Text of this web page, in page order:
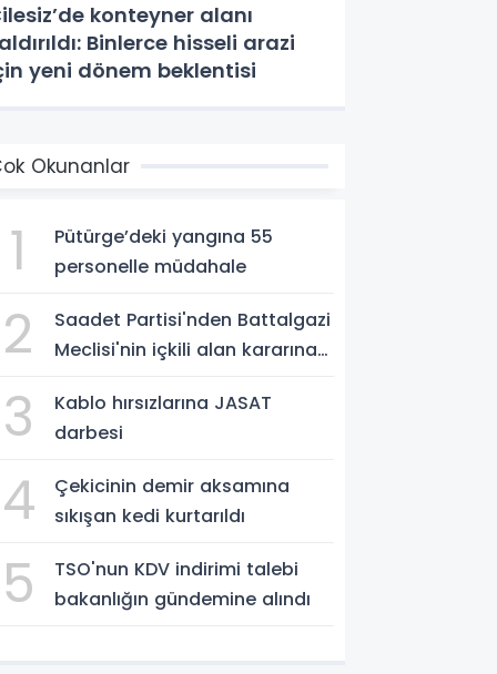
konteyner alanı
Binlerce hisseli arazi
yeni dönem beklentisi
Okunanlar
1
Pütürge’deki yangına 55
personelle müdahale
2
Saadet Partisi'nden Battalgazi
Meclisi'nin içkili alan kararına
3
Kablo hırsızlarına JASAT
darbesi
4
Çekicinin demir aksamına
sıkışan kedi kurtarıldı
5
TSO'nun KDV indirimi talebi
bakanlığın gündemine alındı